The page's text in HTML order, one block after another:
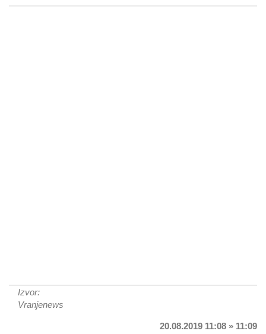
Izvor:
Vranjenews
20.08.2019 11:08 » 11:09